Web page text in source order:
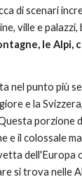
di scenari
ville e palazzi,
le Alpi,
nel punto più
e la
porzione
e il colossale
dell'Europa
si trova nelle